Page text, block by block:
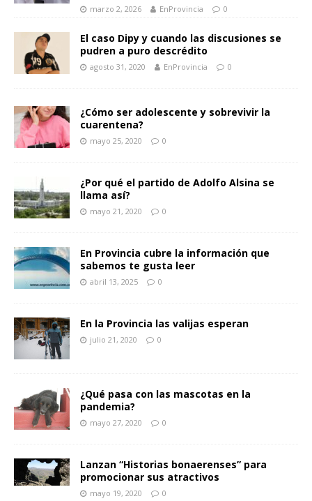
marzo 2, 2026 EnProvincia 0
El caso Dipy y cuando las discusiones se
pudren a puro descrédito
agosto 31, 2020 EnProvincia 0
¿Cómo ser adolescente y sobrevivir la
cuarentena?
mayo 25, 2020 0
¿Por qué el partido de Adolfo Alsina se
llama así?
mayo 21, 2020 0
En Provincia cubre la información que
sabemos te gusta leer
abril 13, 2025 0
En la Provincia las valijas esperan
julio 21, 2020 0
¿Qué pasa con las mascotas en la
pandemia?
mayo 27, 2020 0
Lanzan “Historias bonaerenses” para
promocionar sus atractivos
mayo 19, 2020 0